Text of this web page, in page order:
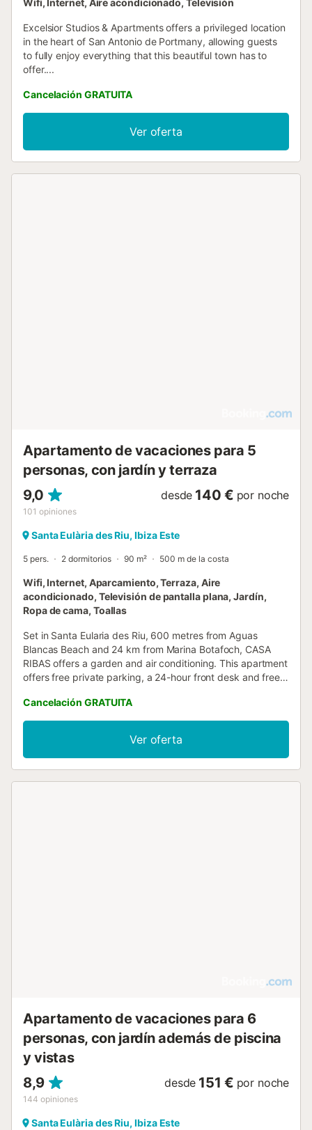
Wifi, Internet, Aire acondicionado, Televisión
Excelsior Studios & Apartments offers a privileged location
in the heart of San Antonio de Portmany, allowing guests
to fully enjoy everything that this beautiful town has to
offer....
Cancelación GRATUITA
Ver oferta
Apartamento de vacaciones para 5
personas, con jardín y terraza
9,0
101 opiniones
desde 140 € por noche
Santa Eulària des Riu, Ibiza Este
5 pers. 2 dormitorios 90 m² 500 m de la costa
Wifi, Internet, Aparcamiento, Terraza, Aire
acondicionado, Televisión de pantalla plana, Jardín,
Ropa de cama, Toallas
Set in Santa Eularia des Riu, 600 metres from Aguas
Blancas Beach and 24 km from Marina Botafoch, CASA
RIBAS offers a garden and air conditioning. This apartment
offers free private parking, a 24-hour front desk and free
Cancelación GRATUITA
Ver oferta
Apartamento de vacaciones para 6
personas, con jardín además de piscina
y vistas
8,9
144 opiniones
desde 151 € por noche
Santa Eulària des Riu, Ibiza Este